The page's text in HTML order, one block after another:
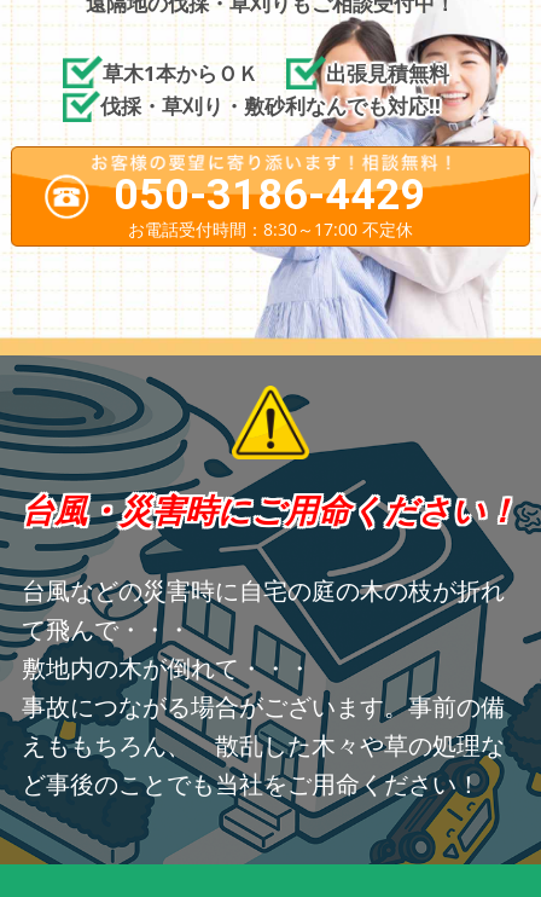
草木1本からＯＫ
出張見積無料
伐採・草刈り・敷砂利なんでも対応!!
050-3186-4429
お電話受付時間：8:30～17:00 不定休
台風・災害時にご用命ください！
台風などの災害時に自宅の庭の木の枝が折れ
て飛んで・・・
敷地内の木が倒れて・・・
事故につながる場合がございます。事前の備
えももちろん、 散乱した木々や草の処理な
ど事後のことでも当社をご用命ください！